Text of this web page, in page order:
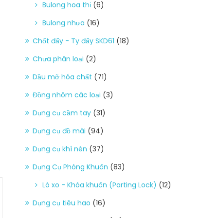
Bulong hoa thị (6)
Bulong nhựa (16)
Chốt đẩy - Ty đẩy SKD61 (18)
Chưa phân loại (2)
Dầu mỡ hóa chất (71)
Đồng nhôm các loại (3)
Dụng cụ cầm tay (31)
Dụng cụ đồ mài (94)
Dụng cụ khí nén (37)
Dụng Cụ Phòng Khuôn (83)
Lò xo - Khóa khuôn (Parting Lock) (12)
Dụng cụ tiêu hao (16)